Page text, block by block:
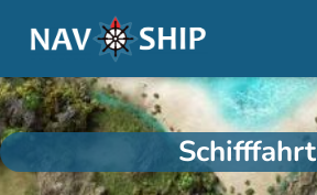
Schifffahrt